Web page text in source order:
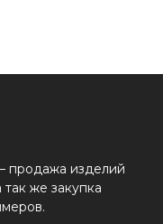
продажа изделий
же закупка